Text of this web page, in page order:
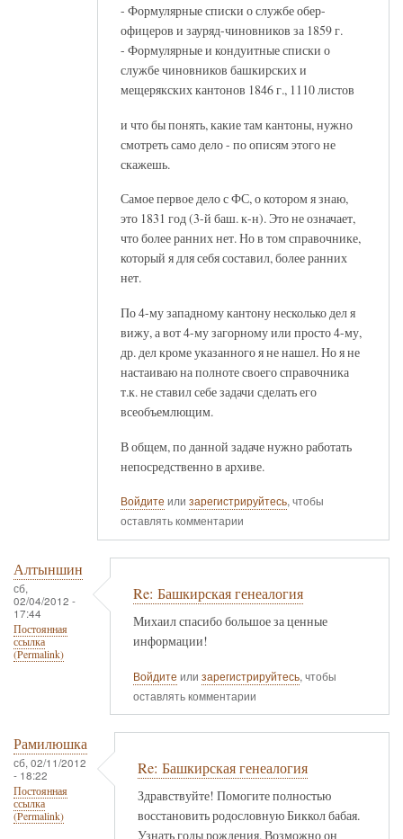
- Формулярные списки о службе обер-
офицеров и зауряд-чиновников за 1859 г.
- Формулярные и кондуитные списки о
службе чиновников башкирских и
мещерякских кантонов 1846 г., 1110 листов
и что бы понять, какие там кантоны, нужно
смотреть само дело - по описям этого не
скажешь.
Самое первое дело с ФС, о котором я знаю,
это 1831 год (3-й баш. к-н). Это не означает,
что более ранних нет. Но в том справочнике,
который я для себя составил, более ранних
нет.
По 4-му западному кантону несколько дел я
вижу, а вот 4-му загорному или просто 4-му,
др. дел кроме указанного я не нашел. Но я не
настаиваю на полноте своего справочника
т.к. не ставил себе задачи сделать его
всеобъемлющим.
В общем, по данной задаче нужно работать
непосредственно в архиве.
Войдите или зарегистрируйтесь, чтобы
оставлять комментарии
Алтыншин
сб,
02/04/2012 -
17:44
Постоянная
ссылка
(Permalink)
Re: Башкирская генеалогия
Михаил спасибо большое за ценные
информации!
Войдите или зарегистрируйтесь, чтобы
оставлять комментарии
Рамилюшка
сб, 02/11/2012
- 18:22
Постоянная
ссылка
(Permalink)
Re: Башкирская генеалогия
Здравствуйте! Помогите полностью
восстановить родословную Биккол бабая.
Узнать годы рождения. Возможно он